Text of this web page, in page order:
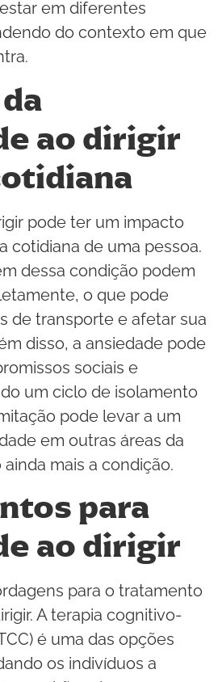
em diferentes
do contexto em que
ao dirigir
pode ter um impacto
cotidiana de uma pessoa.
dessa condição podem
o que pode
de transporte e afetar sua
disso, a ansiedade pode
sociais e
um ciclo de isolamento
pode levar a um
em outras áreas da
mais a condição.
para
ao dirigir
para o tratamento
A terapia cognitivo-
é uma das opções
os indivíduos a